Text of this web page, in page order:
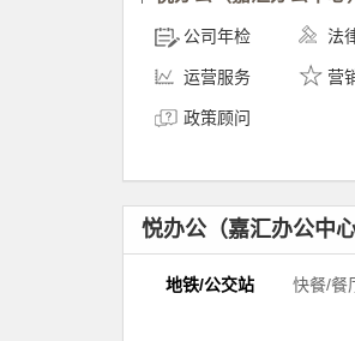
公司年检 法
运营服务 营
政策顾问
悦办公（嘉汇办公中
地铁/公交站 快餐/餐